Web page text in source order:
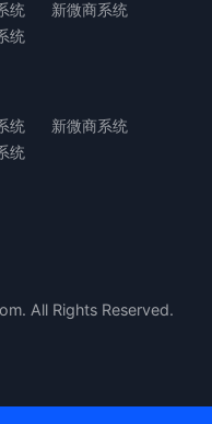
统
新微商系统
统
统
新微商系统
统
All Rights Reserved.